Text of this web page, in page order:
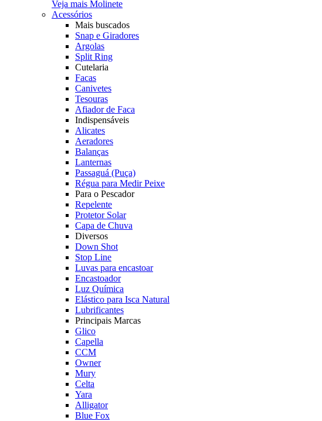
Veja mais Molinete
Acessórios
Mais buscados
Snap e Giradores
Argolas
Split Ring
Cutelaria
Facas
Canivetes
Tesouras
Afiador de Faca
Indispensáveis
Alicates
Aeradores
Balanças
Lanternas
Passaguá (Puça)
Régua para Medir Peixe
Para o Pescador
Repelente
Protetor Solar
Capa de Chuva
Diversos
Down Shot
Stop Line
Luvas para encastoar
Encastoador
Luz Química
Elástico para Isca Natural
Lubrificantes
Principais Marcas
Glico
Capella
CCM
Owner
Mury
Celta
Yara
Alligator
Blue Fox